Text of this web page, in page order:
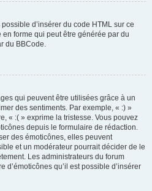
d’insérer du code HTML sur ce
forme qui peut être générée par du
du BBCode.
qui peuvent être utilisées grâce à un
des sentiments. Par exemple, « :) »
« :( » exprime la tristesse. Vous pouvez
depuis le formulaire de rédaction.
des émoticônes, elles peuvent
et un modérateur pourrait décider de le
Les administrateurs du forum
d’émoticônes qu’il est possible d’insérer